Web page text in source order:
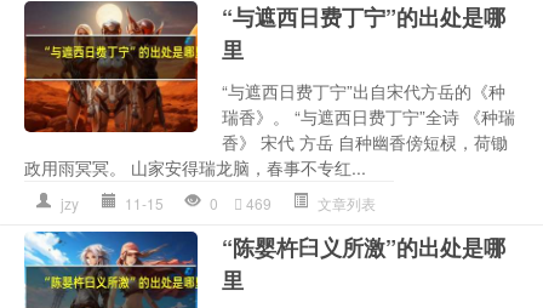
“与遮西日费丁宁”的出处是哪
里
“与遮西日费丁宁”出自宋代方岳的《种
瑞香》。 “与遮西日费丁宁”全诗 《种瑞
香》 宋代 方岳 自种幽香傍短棂，荷锄
政用雨冥冥。 山家安得瑞龙脑，春事不专红...
jzy 11-15 0 469 文章列表
“陈婴杵臼义所激”的出处是哪
里